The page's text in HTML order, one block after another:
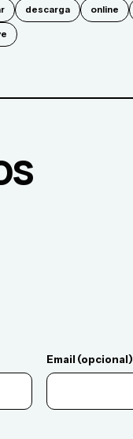
descarga online
s
Email (opcional)